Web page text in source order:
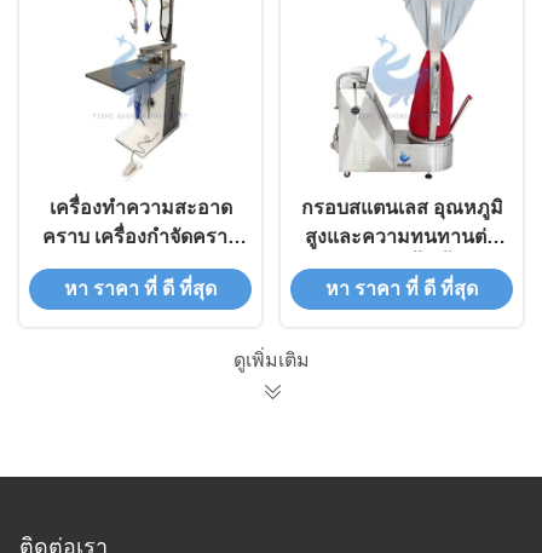
เครื่องทําความสะอาด
คราบ เครื่องกําจัดคราบ
สําหรับเครื่องซักแห้ง
เครื่องซักผ้าและเครื่อง
หา ราคา ที่ ดี ที่สุด
กรอบสแตนเลส อุณหภูมิ
สูงและความทนทานต่อ
การเก่าเสื้อเสื้อ
หา ราคา ที่ ดี ที่สุด
ดูเพิ่มเติม
ติดต่อเรา